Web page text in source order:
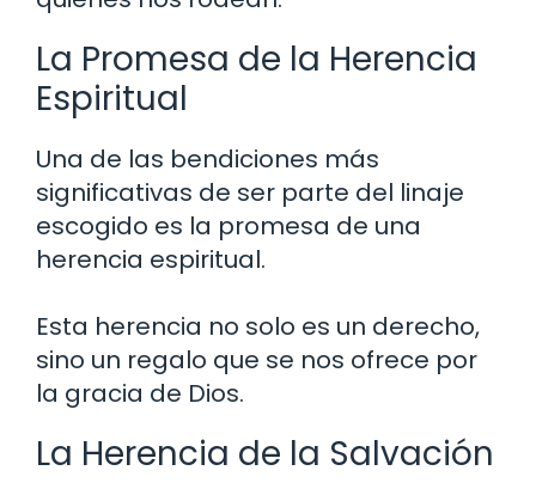
La Promesa de la Herencia
Espiritual
Una de las bendiciones más
significativas de ser parte del linaje
escogido es la promesa de una
herencia espiritual.
Esta herencia no solo es un derecho,
sino un regalo que se nos ofrece por
la gracia de Dios.
La Herencia de la Salvación